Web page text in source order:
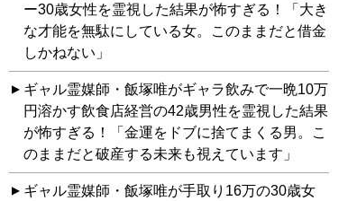
ー30歳女性を霊視した結果が怖すぎる！「大き
な才能を無駄にしている女。このままだと借金
しかねない」
ギャル霊媒師・飯塚唯がギャラ飲みで一晩10万
円溶かす飲食店経営の42歳男性を霊視した結果
が怖すぎる！「金運をドブに捨てまくる男。こ
のままだと破産する未来も視えています」
ギャル霊媒師・飯塚唯が手取り16万の30歳女